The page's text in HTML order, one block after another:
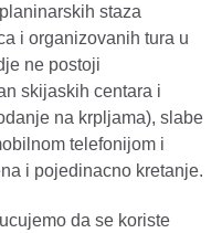
staza
i organizovanih tura u
ne postoji
skijaskih centara i
na krpljama), slabe
telefonijom i
i pojedinacno kretanje.
da se koriste